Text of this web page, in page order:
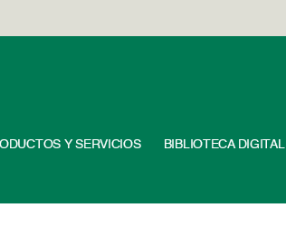
Y SERVICIOS BIBLIOTECA DIGITAL